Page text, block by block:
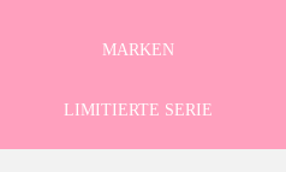
MARKEN
LIMITIERTE SERIE